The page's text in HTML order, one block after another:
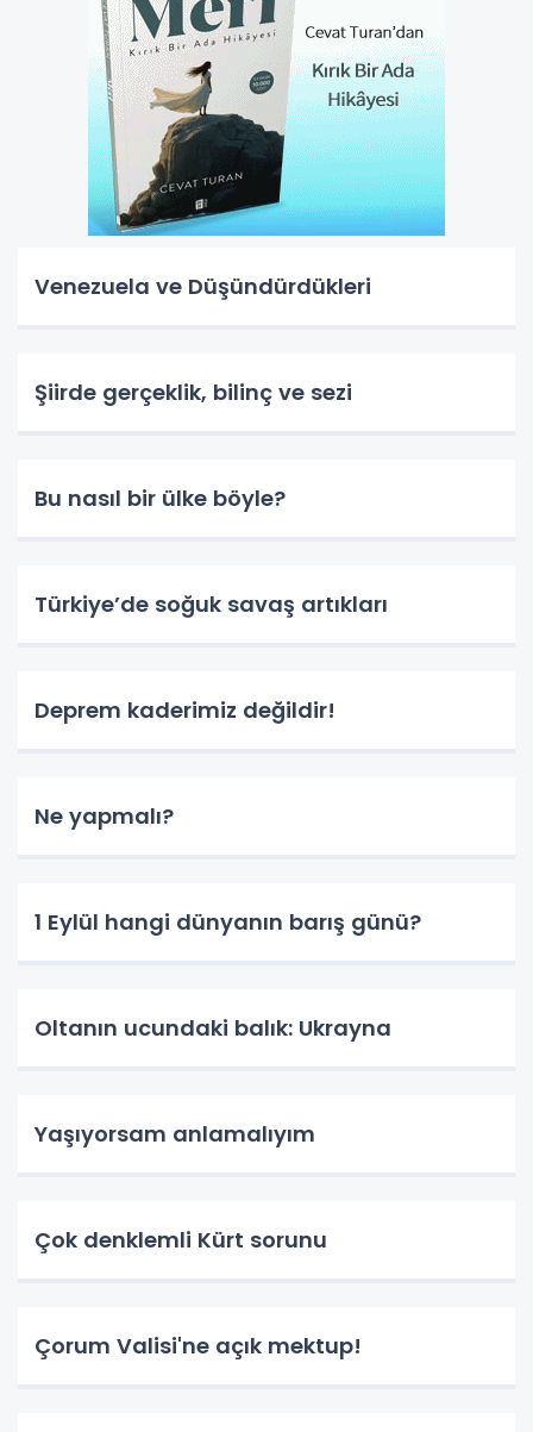
Venezuela ve Düşündürdükleri
Şiirde gerçeklik, bilinç ve sezi
Bu nasıl bir ülke böyle?
Türkiye’de soğuk savaş artıkları
Deprem kaderimiz değildir!
Ne yapmalı?
1 Eylül hangi dünyanın barış günü?
Oltanın ucundaki balık: Ukrayna
Yaşıyorsam anlamalıyım
Çok denklemli Kürt sorunu
Çorum Valisi'ne açık mektup!